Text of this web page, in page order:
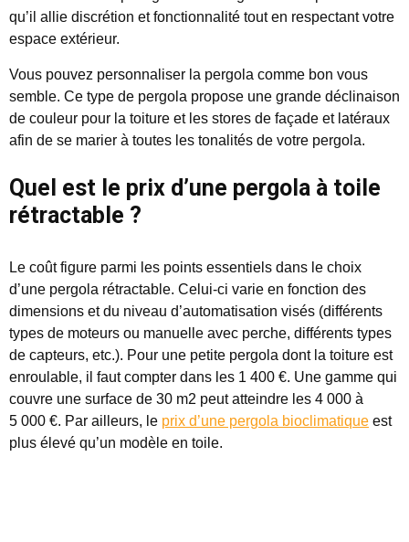
qu’il allie discrétion et fonctionnalité tout en respectant votre
espace extérieur.
Vous pouvez personnaliser la pergola comme bon vous
semble. Ce type de pergola propose une grande déclinaison
de couleur pour la toiture et les stores de façade et latéraux
afin de se marier à toutes les tonalités de votre pergola.
Quel est le prix d’une pergola à toile
rétractable ?
Le coût figure parmi les points essentiels dans le choix
d’une pergola rétractable. Celui-ci varie en fonction des
dimensions et du niveau d’automatisation visés (différents
types de moteurs ou manuelle avec perche, différents types
de capteurs, etc.). Pour une petite pergola dont la toiture est
enroulable, il faut compter dans les 1 400 €. Une gamme qui
couvre une surface de 30 m2 peut atteindre les 4 000 à
5 000 €. Par ailleurs, le prix d’une pergola bioclimatique est
plus élevé qu’un modèle en toile.